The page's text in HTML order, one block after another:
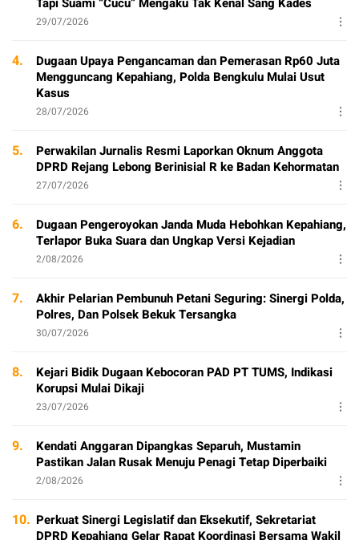
29/07/2026
4.
Dugaan Upaya Pengancaman dan Pemerasan Rp60 Juta
Mengguncang Kepahiang, Polda Bengkulu Mulai Usut
Kasus
28/07/2026
5.
Perwakilan Jurnalis Resmi Laporkan Oknum Anggota
DPRD Rejang Lebong Berinisial R ke Badan Kehormatan
27/07/2026
6.
Dugaan Pengeroyokan Janda Muda Hebohkan Kepahiang,
Terlapor Buka Suara dan Ungkap Versi Kejadian
2/08/2026
7.
Akhir Pelarian Pembunuh Petani Seguring: Sinergi Polda,
Polres, Dan Polsek Bekuk Tersangka
30/07/2026
8.
Kejari Bidik Dugaan Kebocoran PAD PT TUMS, Indikasi
Korupsi Mulai Dikaji
23/07/2026
9.
Kendati Anggaran Dipangkas Separuh, Mustamin
Pastikan Jalan Rusak Menuju Penagi Tetap Diperbaiki
2/08/2026
10. Perkuat Sinergi Legislatif dan Eksekutif, Sekretariat
DPRD Kepahiang Gelar Rapat Koordinasi Bersama Wakil